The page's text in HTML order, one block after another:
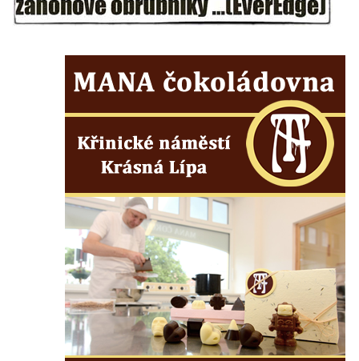
Socha svatého Dominika na nádvoří
Budějovicích
Sousoší Kalvárie před klášterem
Socha svatého Václava u pramene v
Pamětní deska Tomáše Garrigue Masaryka
na radnici v Českých Budějovicích
Pamětní deska na biskupské rezidenci v
Českých Budějovicích
Pamětní deska Josefa Hloucha na
biskupské rezidenci v Českých
Budějovicích
Socha žáby u rybníčku na Náměstí v